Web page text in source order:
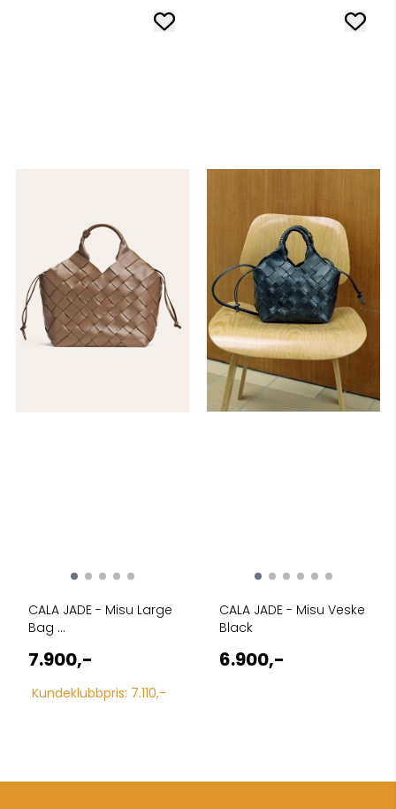
CALA JADE - Misu Large
Bag ...
7.900,-
Kundeklubbpris: 7.110,-
CALA JADE - Misu Veske
Black
6.900,-